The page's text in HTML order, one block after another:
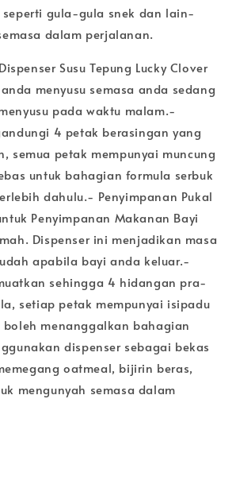
gula-gula snek dan lain-
dalam perjalanan.
Susu Tepung Lucky Clover
menyusu semasa anda sedang
pada waktu malam.-
4 petak berasingan yang
semua petak mempunyai muncung
untuk bahagian formula serbuk
dahulu.- Penyimpanan Pukal
Penyimpanan Makanan Bayi
Dispenser ini menjadikan masa
apabila bayi anda keluar.-
sehingga 4 hidangan pra-
setiap petak mempunyai isipadu
menanggalkan bahagian
dispenser sebagai bekas
oatmeal, bijirin beras,
mengunyah semasa dalam